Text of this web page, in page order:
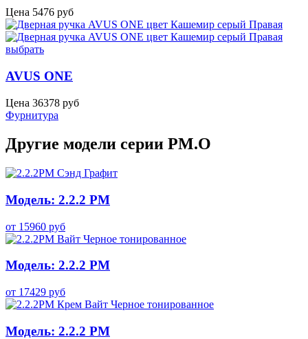
Цена 5476 руб
выбрать
AVUS ONE
Цена 36378 руб
Фурнитура
Другие модели серии PM.O
Модель: 2.2.2 PM
от 15960 руб
Модель: 2.2.2 PM
от 17429 руб
Модель: 2.2.2 PM